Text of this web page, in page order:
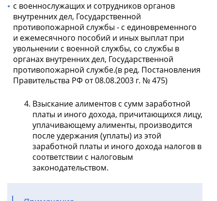
с военнослужащих и сотрудников органов
внутренних дел, Государственной
противопожарной службы - с единовременного
и ежемесячного пособий и иных выплат при
увольнении с военной службы, со службы в
органах внутренних дел, Государственной
противопожарной службе.(в ред. Постановления
Правительства РФ от 08.08.2003 г. № 475)
Взыскание алиментов с сумм заработной
платы и иного дохода, причитающихся лицу,
уплачивающему алименты, производится
после удержания (уплаты) из этой
заработной платы и иного дохода налогов в
соответствии с налоговым
законодательством.